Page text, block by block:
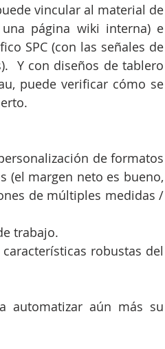
vincular al material de
página wiki interna) e
SPC (con las señales de
Y con diseños de tablero
puede verificar cómo se
de formatos
(el margen neto es bueno,
de múltiples medidas /
trabajo.
robustas del
automatizar aún más su